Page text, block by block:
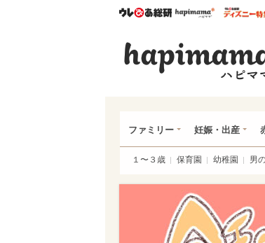
ウレぴあ総研ハピママ*
ファミリー 妊娠・出産
１〜３歳 保育園 幼稚園 男